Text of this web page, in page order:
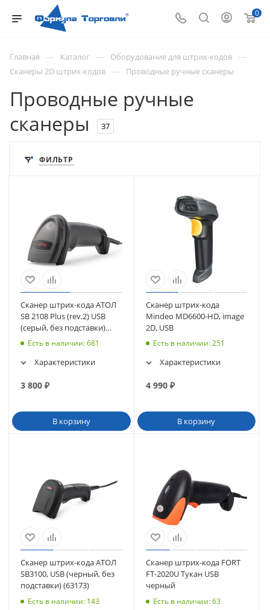
0
Главная — Каталог — Оборудование для штрих-кодов —
Сканеры 2D штрих-кодов — Проводные ручные сканеры
Проводные ручные
сканеры
37
ФИЛЬТР
Сканер штрих-кода АТОЛ
SB 2108 Plus (rev.2) USB
(серый, без подставки)
(57984)
Есть в наличии: 681
Характеристики
3 800 ₽
В корзину
Сканер штрих-кода
Mindeo MD6600-HD, image
2D, USB
Есть в наличии: 251
Характеристики
4 990₽
В корзину
Сканер штрих-кода АТОЛ
SB3100, USB (черный, без
подставки) (63173)
Есть в наличии: 143
Сканер штрих-кода FORT
FT-2020U Тукан USB
черный
Есть в наличии: 63